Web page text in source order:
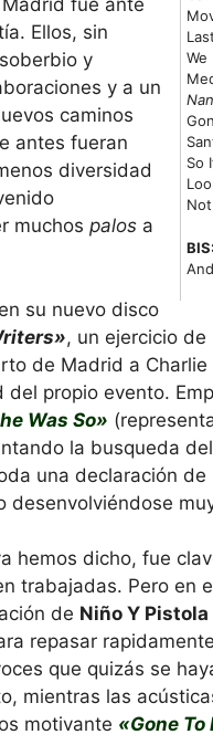
We
So
BIS:
fue ante
Ellos, sin
y
y a un
caminos
antes fueran
diversidad
muchos palos a
su nuevo disco
, un ejercicio
de Madrid a
propio evento.
Was So»
la busqueda
una declaración
desenvolviéndose
hemos dicho, fue
trabajadas. Pero en
de Niño Y Pistola
repasar rapidamente
que quizás se
mientras las
motivante «Gone